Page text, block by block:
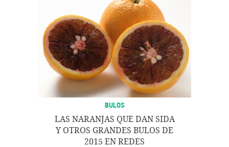
BULOS
LAS NARANJAS QUE DAN SIDA
Y OTROS GRANDES BULOS DE
2015 EN REDES